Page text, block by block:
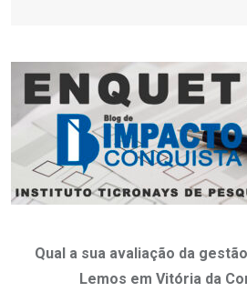
Qual a sua avaliação da
Lemos em Vitória da